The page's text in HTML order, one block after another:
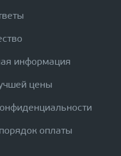
информация
цены
оплаты